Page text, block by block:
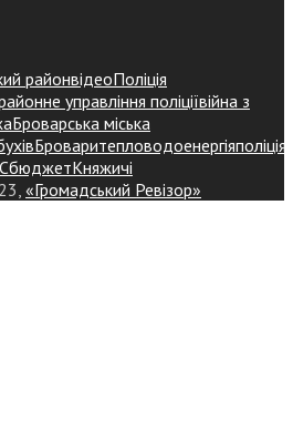
районвідеоПоліція
управління поліціївійна з
Броварська міська
Броваритепловодоенергіяполіція
бюджетКняжичі
«Громадський Ревізор»